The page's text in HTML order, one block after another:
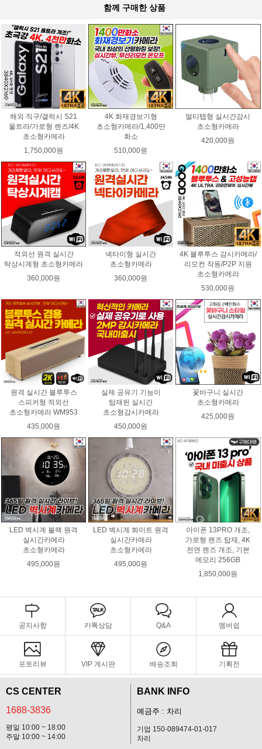
함께 구매한 상품
해외 직구/갤럭시 S21
울트라/가로형 렌즈/4K
초소형카메라
1,750,000원
4K 화재경보기형
초소형카메라/1,400만
화소
510,000원
멀티탭형 실시간감시
초소형카메라
420,000원
적외선 원격 실시간
탁상시계형 초소형카메라
360,000원
넥타이형 실시간
초소형카메라
360,000원
4K 블루투스 감시카메라/
리모컨 작동/P2P 지원
초소형카메라
530,000원
원격 실시간 블루투스
스피커형 적외선
초소형카메라 WM953
435,000원
실제 공유기 기능이
탑재된 실시간
초소형감시카메라
450,000원
꽃바구니 실시간
초소형카메라
425,000원
LED 벽시계 블랙 원격
실시간카메라
초소형카메라
495,000원
LED 벽시계 화이트 원격
실시간카메라
초소형카메라
495,000원
아이폰 13PRO 개조,
가로형 렌즈 탑재, 4K
전면 렌즈 개조, 기본
메모리 256GB
1,850,000원
공지사항 카톡상담 Q&A 멤버쉽
포토리뷰 VIP 게시판 배송조회 기획전
CS CENTER
1688-3836
평일 10:00 ~ 18:00
주말 10:00 ~ 14:00
BANK INFO
예금주 : 차리
기업 150-089474-01-017
차리